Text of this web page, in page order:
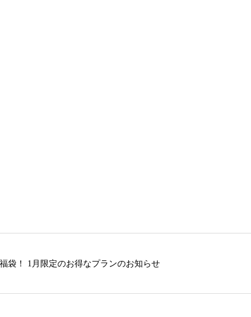
袋！ 1月限定のお得なプランのお知らせ